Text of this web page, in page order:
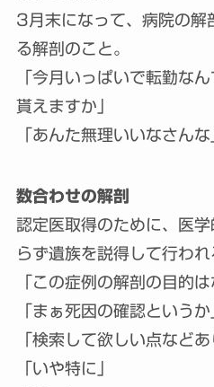
3月末になって、病院の解
る解剖のこと。
「今月いっぱいで転勤な
貰えますか」
「あんた無理いいなさんな
数合わせの解剖
認定医取得のために、医
らず遺族を説得して行われ
「この症例の解剖の目的
「まぁ死因の確認というか
「検索して欲しい点などあ
「いや特に」